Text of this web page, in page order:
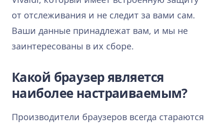
от отслеживания и не следит за вами сам.
Ваши данные принадлежат вам, и мы не
заинтересованы в их сборе.
Какой браузер является
наиболее настраиваемым?
Производители браузеров всегда стараются